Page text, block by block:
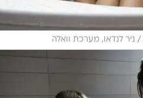
/ ניר לנדאו, מערכת וואלה